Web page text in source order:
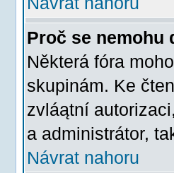
Proč se nemohu
Některá fóra
skupinám. Ke
zvláątní
a administrátor,
Návrat nahoru